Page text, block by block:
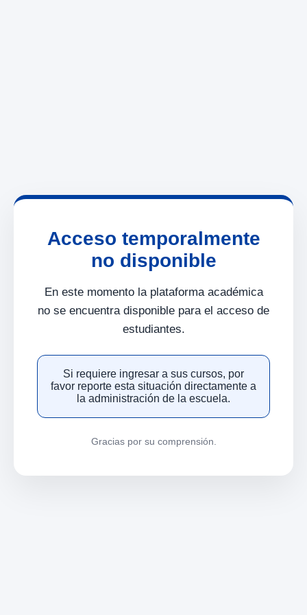
Acceso temporalmente
no disponible
En este momento la plataforma académica
no se encuentra disponible para el acceso de
estudiantes.
Si requiere ingresar a sus cursos, por
favor reporte esta situación directamente a
la administración de la escuela.
Gracias por su comprensión.